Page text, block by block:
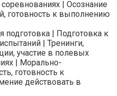
| Осознание
готовность к выполнению
подготовка | Подготовка к
| Тренинги,
участие в полевых
| Морально-
готовность к
действовать в